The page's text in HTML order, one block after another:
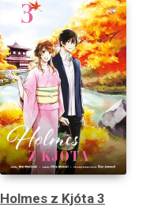
Holmes z Kjóta 3